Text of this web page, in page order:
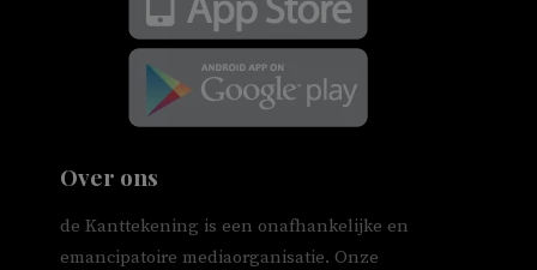
Over ons
de Kanttekening is een onafhankelijke en
emancipatoire mediaorganisatie. Onze